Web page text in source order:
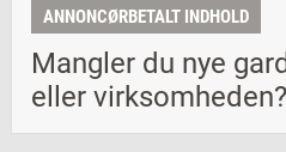
ANNONCØRBETALT INDHOLD
Mangler du nye
eller virksomheden?